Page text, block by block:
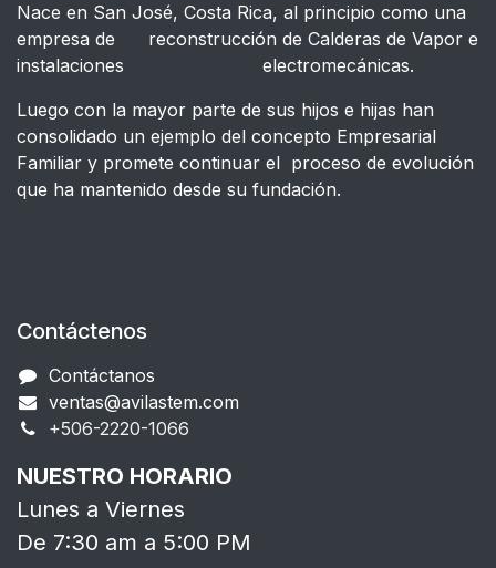
Nace en San José, Costa Rica, al principio como una
empresa de reconstrucción de Calderas de Vapor e
instalaciones electromecánicas.
Luego con la mayor parte de sus hijos e hijas han
consolidado un ejemplo del concepto Empresarial
Familiar y promete continuar el proceso de evolución
que ha mantenido desde su fundación.
Contáctenos
Contáctanos
ventas@avilastem.com
+506-2220-1066​
NUESTRO HORARIO
Lunes a Viernes
De 7:30 am a 5:00 PM